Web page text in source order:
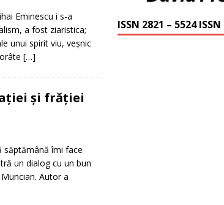
Eminescu i s-a
a fost ziaristica;
unui spirit viu, veșnic
[…]
și frăției
săptămână îmi face
un dialog cu un bun
Autor a
ISSN 2821 – 5524